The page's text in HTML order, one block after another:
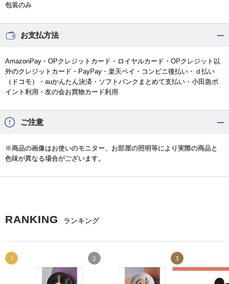
包装のみ
お支払方法
AmazonPay・OPクレジットカード・ロイヤルカード・OPクレジット以
外のクレジットカード・PayPay・楽天ペイ・コンビニ後払い・ｄ払い
（ドコモ）・auかんたん決済・ソフトバンクまとめて支払い・小田急ポ
イント利用・友の会お買物カード利用
ご注意
※商品の画像はお使いのモニター、お部屋の照明等により実際の商品と
色味が異なる場合がございます。
RANKING ランキング
1 2 3